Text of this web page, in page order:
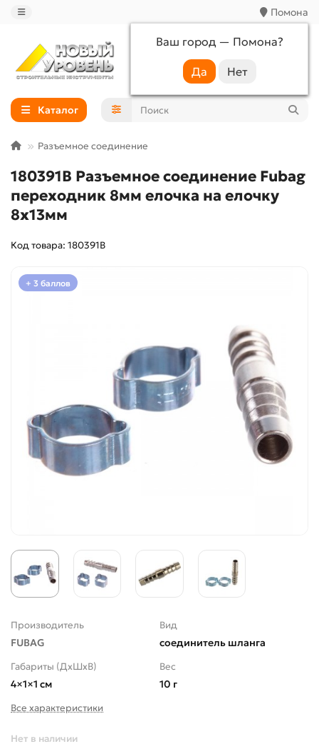
Помона
Ваш город — Помона?
+7 (988) 233-44-52
Каталог
Разъемное соединение
180391B Разъемное соединение Fubag
переходник 8мм елочка на елочку
8х13мм
Код товара: 180391B
+ 3 баллов
Производитель
FUBAG
Вид
соединитель шланга
Габариты (ДхШхВ)
4×1×1 см
Вес
10 г
Все характеристики
Нет в наличии